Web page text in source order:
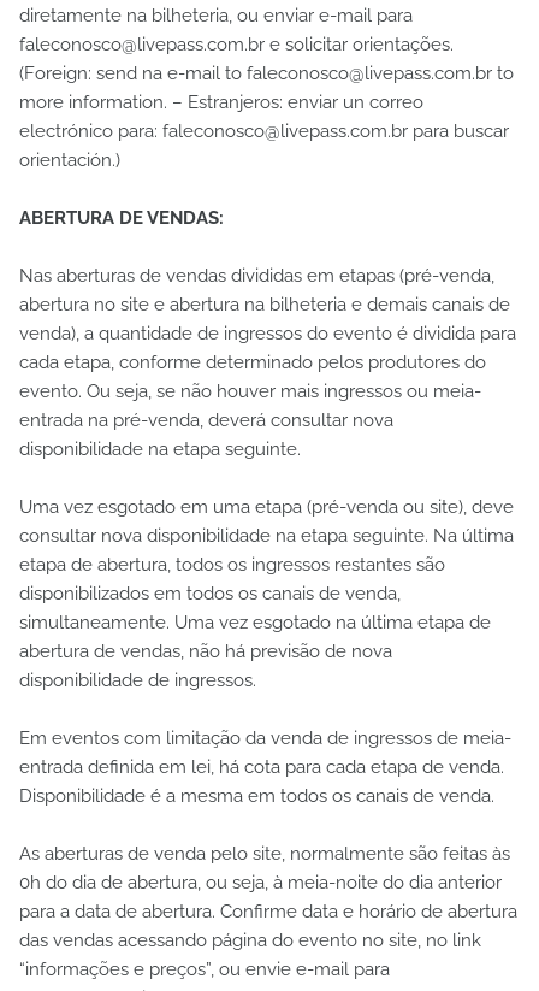
diretamente na bilheteria, ou enviar e-mail para
faleconosco@livepass.com.br e solicitar orientações.
(Foreign: send na e-mail to faleconosco@livepass.com.br to
more information. – Estranjeros: enviar un correo
electrónico para: faleconosco@livepass.com.br para buscar
orientación.)
ABERTURA DE VENDAS:
Nas aberturas de vendas divididas em etapas (pré-venda,
abertura no site e abertura na bilheteria e demais canais de
venda), a quantidade de ingressos do evento é dividida para
cada etapa, conforme determinado pelos produtores do
evento. Ou seja, se não houver mais ingressos ou meia-
entrada na pré-venda, deverá consultar nova
disponibilidade na etapa seguinte.
Uma vez esgotado em uma etapa (pré-venda ou site), deve
consultar nova disponibilidade na etapa seguinte. Na última
etapa de abertura, todos os ingressos restantes são
disponibilizados em todos os canais de venda,
simultaneamente. Uma vez esgotado na última etapa de
abertura de vendas, não há previsão de nova
disponibilidade de ingressos.
Em eventos com limitação da venda de ingressos de meia-
entrada definida em lei, há cota para cada etapa de venda.
Disponibilidade é a mesma em todos os canais de venda.
As aberturas de venda pelo site, normalmente são feitas às
0h do dia de abertura, ou seja, à meia-noite do dia anterior
para a data de abertura. Confirme data e horário de abertura
das vendas acessando página do evento no site, no link
“informações e preços”, ou envie e-mail para